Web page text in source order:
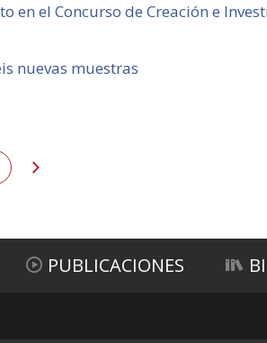
el Concurso de Creación e
nuevas muestras
PUBLICACIONES